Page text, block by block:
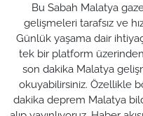
Bu Sabah Malatya
gelişmeleri tarafsız ve
Günlük yaşama dair
tek bir platform
son dakika Malatya
okuyabilirsiniz. Özellikle
dakika deprem Malatya